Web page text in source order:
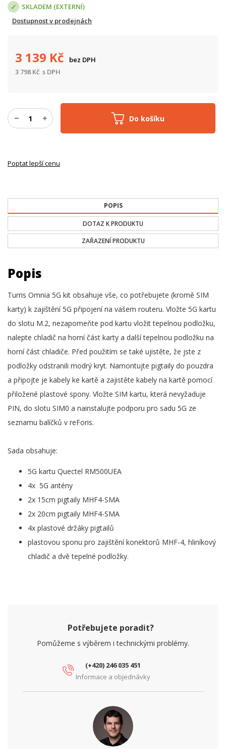
SKLADEM (EXTERNÍ)
Dostupnost v prodejnách
Do košíku
3 139 Kč
bez DPH
3 798Kč s DPH
Poptat lepší cenu
POPIS
DOTAZ K PRODUKTU
ZAŘAZENÍ PRODUKTU
Popis
Turris Omnia 5G kit obsahuje vše, co potřebujete (kromě SIM
karty) k zajištění 5G připojení na vašem routeru. Vložte 5G kartu
do slotu M.2, nezapomeňte pod kartu vložit tepelnou podložku,
nalepte chladič na horní část karty a další tepelnou podložku na
horní část chladiče. Před použitím se také ujistěte, že jste z
podložky odstranili modrý kryt. Namontujte pigtaily do pouzdra
a připojte je kabely ke kartě a zajistěte kabely na kartě pomocí
přiložené plastové spony. Vložte SIM kartu, která nevyžaduje
PIN, do slotu SIM0 a nainstalujte podporu pro sadu 5G ze
seznamu balíčků v reForis.
Sada obsahuje:
5G kartu Quectel RM500UEA
4x 5G antény
2x 15cm pigtaily MHF4-SMA
2x 20cm pigtaily MHF4-SMA
4x plastové držáky pigtailů
plastovou sponu pro zajištění konektorů MHF-4, hliníkový
chladič a dvě tepelné podložky.
Potřebujete poradit?
Pomůžeme s výběrem i technickými problémy.
(+420) 246 035 451
Informace a objednávky